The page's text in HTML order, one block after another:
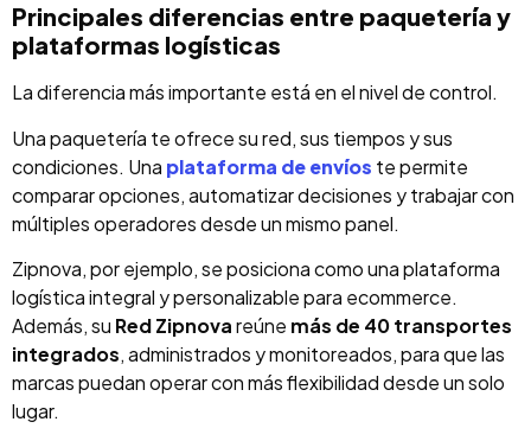
Principales diferencias entre paquetería y
plataformas logísticas
La diferencia más importante está en el nivel de control.
Una paquetería te ofrece su red, sus tiempos y sus
condiciones. Una plataforma de envíos te permite
comparar opciones, automatizar decisiones y trabajar con
múltiples operadores desde un mismo panel.
Zipnova, por ejemplo, se posiciona como una plataforma
logística integral y personalizable para ecommerce.
Además, su Red Zipnovareúne más de 40 transportes
integrados, administrados y monitoreados, para que las
marcas puedan operar con más flexibilidad desde un solo
lugar.